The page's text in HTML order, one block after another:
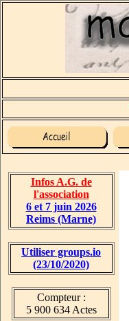
Infos A.G. de
l'association
6 et 7 juin 2026
Reims (Marne)
Utiliser groups.io
(23/10/2020)
Compteur :
5 900 634 Actes